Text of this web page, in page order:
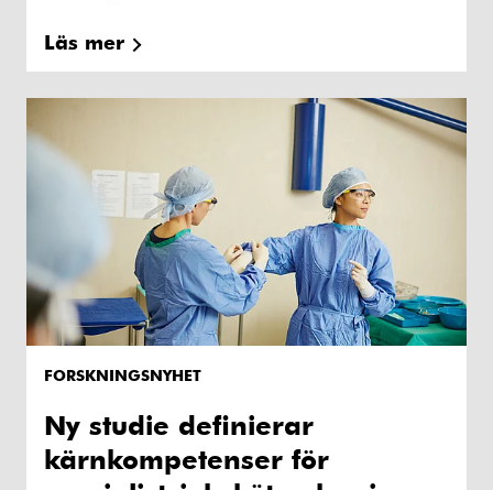
Läs mer
FORSKNINGSNYHET
Ny studie definierar
kärnkompetenser för